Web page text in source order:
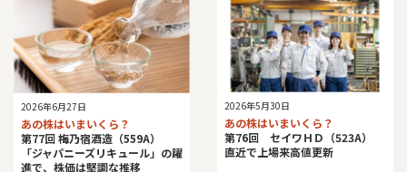
2026年6月27日
あの株はいまいくら？
第77回 梅乃宿酒造（559A）
「ジャパニーズリキュール」の躍
進で、株価は堅調な推移
2026年5月30日
あの株はいまいくら？
第76回 セイワＨＤ（523A）
直近で上場来高値更新